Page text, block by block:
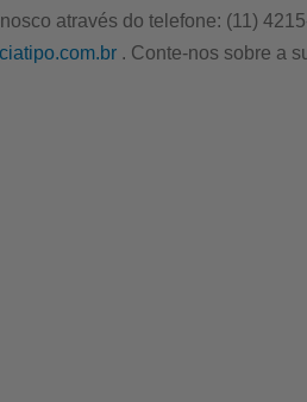
através do telefone: (11)
. Conte-nos sobre a